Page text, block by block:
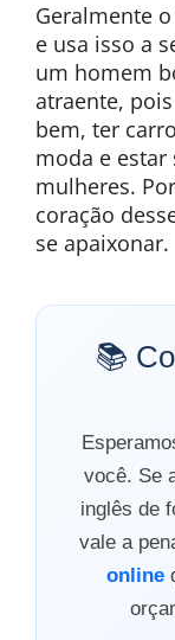
Geralmente
e usa isso a
um homem
atraente,
bem, ter
moda e estar
mulheres.
coração
se apaixonar.
📚
você. Se
inglês de
vale a
online